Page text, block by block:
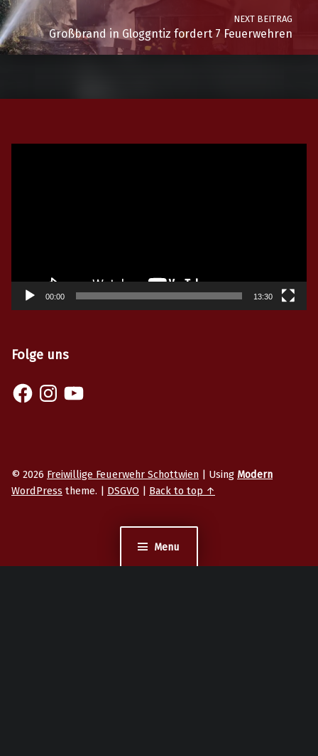
Menu
NEXT BEITRAG
Großbrand in Gloggntiz fordert 7 Feuerwehren
00:00 13:30
Folge uns
© 2026 Freiwillige Feuerwehr Schottwien | Using Modern
WordPress theme. | DSGVO | Back to top ↑